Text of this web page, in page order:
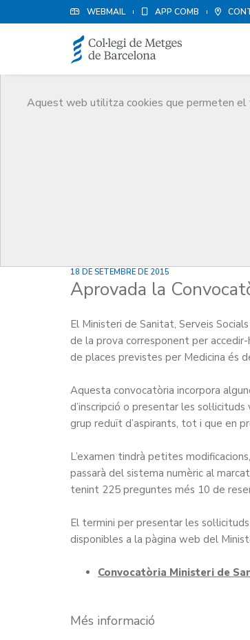
WEBMAIL APP COMB
Aquest web utilitza cookies que permeten el
18 DE SETEMBRE DE 2015
Aprovada la
El Ministeri de Sanitat, Serveis
de la prova corresponent per accedir-
de places previstes per Medicina és
Aquesta convocatòria incorpora
d’inscripció o presentar les
grup reduït d’aspirants, tot i que en
L’examen tindrà petites
passarà del sistema numèric al
tenint 225 preguntes més 10 de
El termini per presentar les
disponibles a la pàgina web del
Convocatòria Ministeri de
Més informació